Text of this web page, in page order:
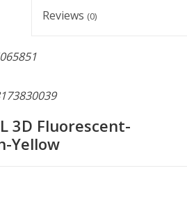
Reviews (0)
3D Fluorescent-
Yellow